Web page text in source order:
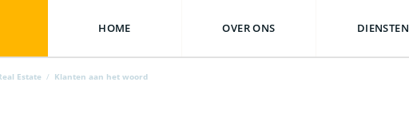
HOME OVER ONS DIENSTEN
Estate / Klanten aan het woord